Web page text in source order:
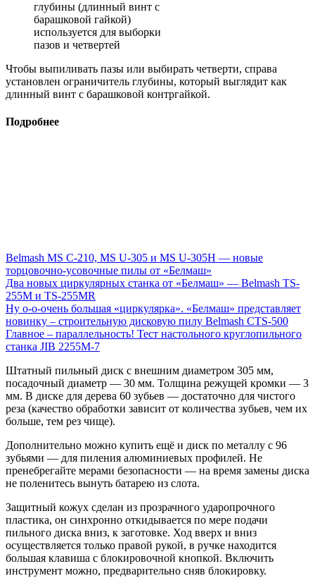
глубины (длинный винт с
барашковой гайкой)
используется для выборки
пазов и четвертей
Чтобы выпиливать пазы или выбирать четверти, справа
установлен ограничитель глубины, который выглядит как
длинный винт с барашковой контргайкой.
Подробнее
Belmash MS C-210, MS U-305 и MS U-305H — новые
торцовочно-усовочные пилы от «Белмаш»
Два новых циркулярных станка от «Белмаш» — Belmash TS-
255M и TS-255MR
Ну о-о-очень большая «циркулярка». «Белмаш» представляет
новинку – строительную дисковую пилу Belmash CTS-500
Главное – параллельность! Тест настольного круглопильного
станка JIB 2255M‑7
Штатный пильный диск с внешним диаметром 305 мм,
посадочный диаметр — 30 мм. Толщина режущей кромки — 3
мм. В диске для дерева 60 зубьев — достаточно для чистого
реза (качество обработки зависит от количества зубьев, чем их
больше, тем рез чище).
Дополнительно можно купить ещё и диск по металлу с 96
зубьями — для пиления алюминиевых профилей. Не
пренебрегайте мерами безопасности — на время замены диска
не поленитесь вынуть батарею из слота.
Защитный кожух сделан из прозрачного ударопрочного
пластика, он синхронно откидывается по мере подачи
пильного диска вниз, к заготовке. Ход вверх и вниз
осуществляется только правой рукой, в ручке находится
большая клавиша с блокировочной кнопкой. Включить
инструмент можно, предварительно сняв блокировку.